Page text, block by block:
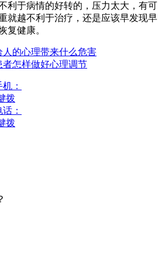
利于病情的好转的，压力太大，有可
就越不利于治疗，还是应该早发现早
复健康。
人的心理带来什么危害
者怎样做好心理调节
：
拨
：
拨